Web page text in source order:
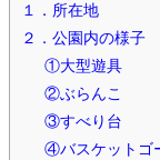
１．所在地
２．公園内の様子
①大型遊具
②ぶらんこ
③すべり台
④バスケットゴ